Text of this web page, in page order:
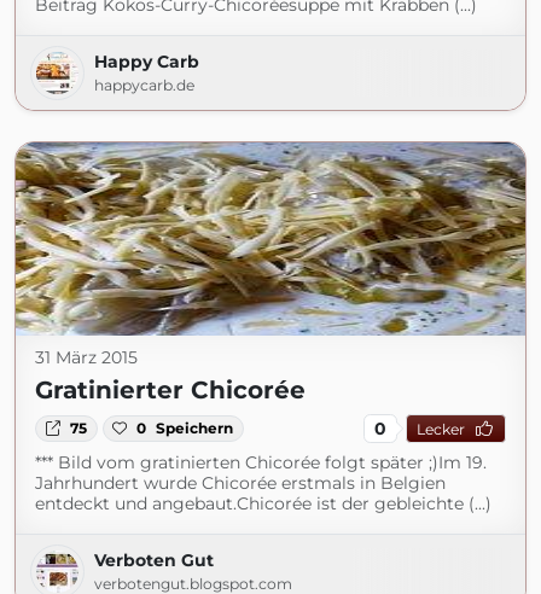
Beitrag Kokos-Curry-Chicoréesuppe mit Krabben (...)
Happy Carb
happycarb.de
31 März 2015
Gratinierter Chicorée
75 0 Speichern 0 Lecker
*** Bild vom gratinierten Chicorée folgt später ;)Im 19.
Jahrhundert wurde Chicorée erstmals in Belgien
entdeckt und angebaut.Chicorée ist der gebleichte (...)
Verboten Gut
verbotengut.blogspot.com